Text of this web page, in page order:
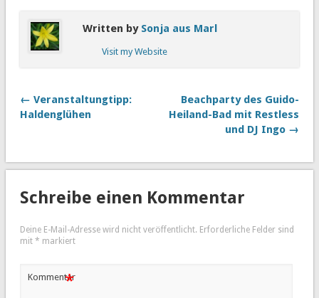
Written by Sonja aus Marl
Visit my Website
← Veranstaltungtipp:
Haldenglühen
Beachparty des Guido-
Heiland-Bad mit Restless
und DJ Ingo →
Schreibe einen Kommentar
Deine E-Mail-Adresse wird nicht veröffentlicht. Erforderliche Felder sind
mit * markiert
Kommentar
*